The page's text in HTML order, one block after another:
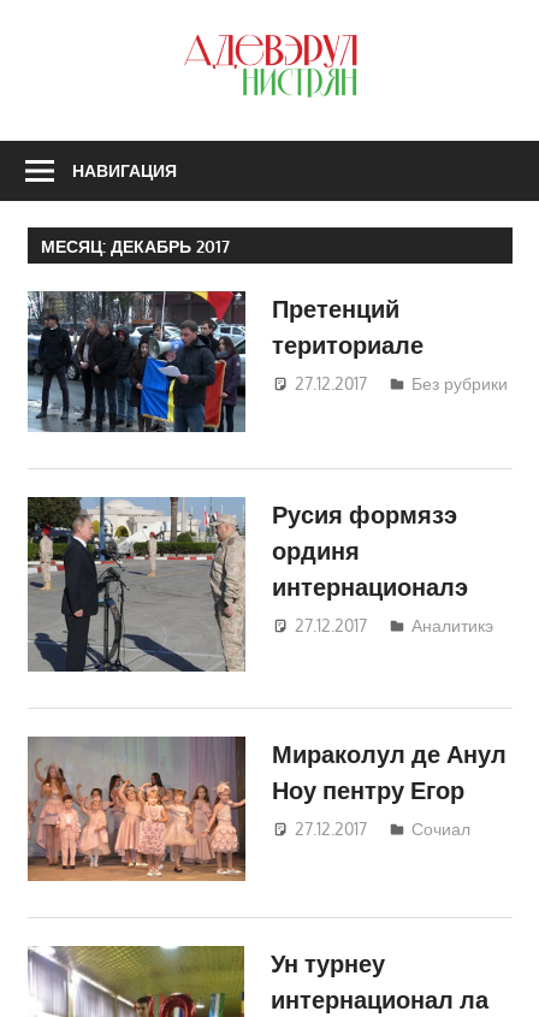
НАВИГАЦИЯ
МЕСЯЦ: ДЕКАБРЬ 2017
Претенций
териториале
27.12.2017
Светлана
Без рубрики
Русия формязэ
ординя
интернационалэ
27.12.2017
Светлана
Аналитикэ
Мираколул де Анул
Ноу пентру Егор
27.12.2017
Светлана
Сочиал
Ун турнеу
интернационал ла